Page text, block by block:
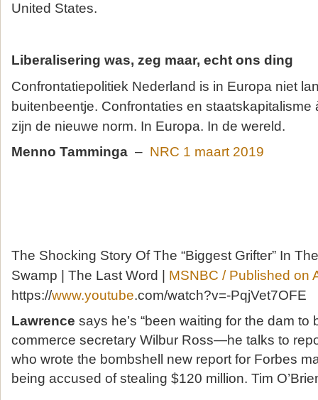
United States.
Liberalisering was, zeg maar, echt ons ding
Confrontatiepolitiek Nederland is in Europa niet
buitenbeentje. Confrontaties en staatskapitalisme
zijn de nieuwe norm. In Europa. In de wereld.
Menno Tamminga – NRC 1 maart 2019
The Shocking Story Of The “Biggest Grifter” In
Swamp | The Last Word | MSNBC / Published on
https://www.youtube.com/watch?v=-PqjVet7OFE
Lawrence says he’s “been waiting for the dam to
commerce secretary Wilbur Ross—he talks to
who wrote the bombshell new report for Forbes
being accused of stealing $120 million. Tim